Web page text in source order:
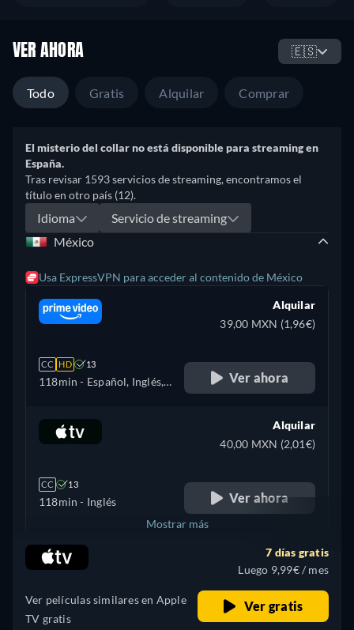
VER AHORA 🇪🇸
Todo Gratis Alquilar Comprar
El misterio del collar no está disponible para streaming en
España.
Tras revisar 1593 servicios de streaming, encontramos el
título en otro país (12).
Idioma
Servicio de streaming
México
Usa ExpressVPN para acceder al contenido de México
CC HD 13
118min - Español, Inglés,
Alquilar
39,00 MXN (1,96€)
Ver ahora
CC 13
118min - Inglés
Alquilar
40,00 MXN (2,01€)
Ver ahora
Argentina
Mostrar más
Ver películas similares en Apple
TV gratis
7 días gratis
Luego 9,99€ / mes
Ver gratis